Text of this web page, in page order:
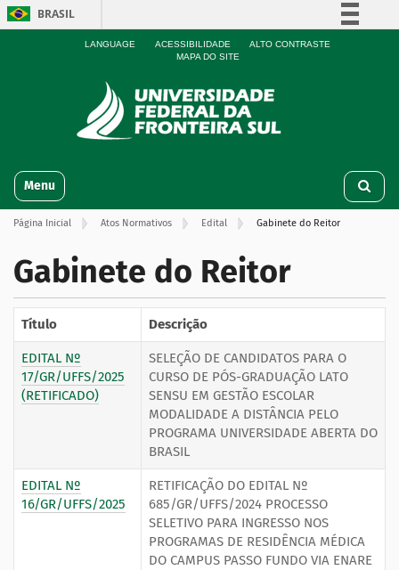
BRASIL
Simplifique!
Participe
Acesso à informação
LANGUAGE ACESSIBILIDADE
ALTO CONTRASTE
MAPA DO SITE
v
Toggle navigation
Página Inicial Atos Normativos Edital Gabinete do Reitor
Gabinete do Reitor
Título Descrição
EDITAL Nº
17/GR/UFFS/2025
(RETIFICADO)
SELEÇÃO DE CANDIDATOS PARA O
CURSO DE PÓS-GRADUAÇÃO LATO
SENSU EM GESTÃO ESCOLAR
MODALIDADE A DISTÂNCIA PELO
PROGRAMA UNIVERSIDADE ABERTA DO
BRASIL
EDITAL Nº
16/GR/UFFS/2025
RETIFICAÇÃO DO EDITAL Nº
685/GR/UFFS/2024 PROCESSO
SELETIVO PARA INGRESSO NOS
PROGRAMAS DE RESIDÊNCIA MÉDICA
DO CAMPUS PASSO FUNDO VIA ENARE